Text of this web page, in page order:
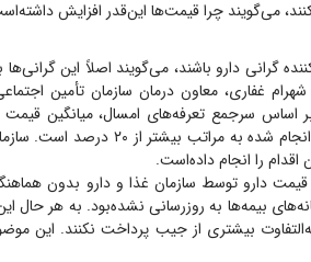
می‌گویند چرا قیمت‌ها این‌قدر افزایش
گرانی دارو باشند، می‌گویند اصلاً این گرانی‌ها
غفاری، معاون درمان سازمان تأمین
افزایش داشته‌باشد، ولی افزایشی که
اقدام را انجام داده‌است.
دارو توسط سازمان غذا و دارو بدون
بیمه‌ها به روز‌رسانی نشده‌بود. به هر حال
بیشتری از جیب پرداخت نکنند. این